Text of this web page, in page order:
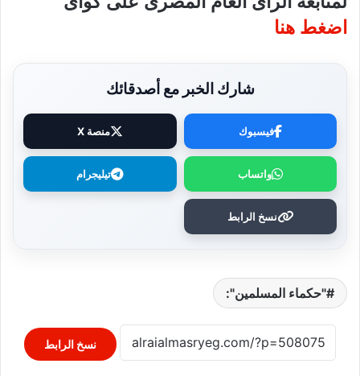
اضغط هنا
شارك الخبر مع أصدقائك
فيسبوك منصة X
واتساب تيليجرام
نسخ الرابط
"حكماء المسلمين":
نسخ الرابط